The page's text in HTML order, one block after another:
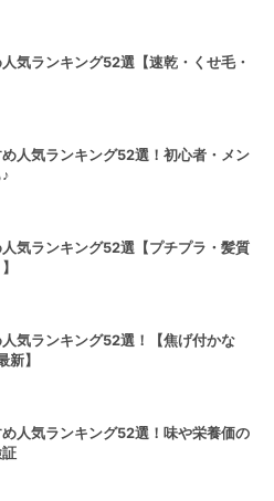
気ランキング52選【速乾・くせ毛・
人気ランキング52選！初心者・メン
気ランキング52選【プチプラ・髪質
気ランキング52選！【焦げ付かな
】
人気ランキング52選！味や栄養価の